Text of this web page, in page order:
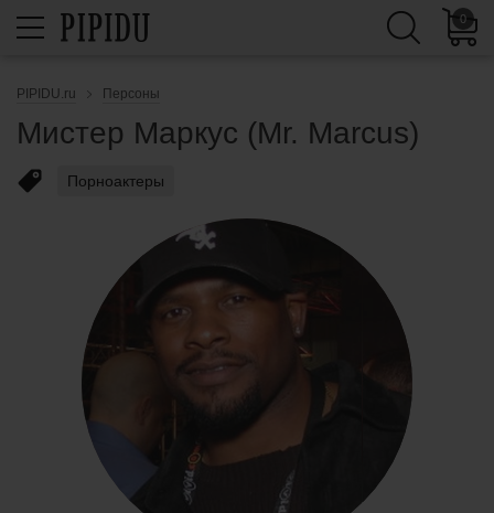
0
PIPIDU.ru Персоны
Мистер Маркус (Mr. Marcus)
Порноактеры